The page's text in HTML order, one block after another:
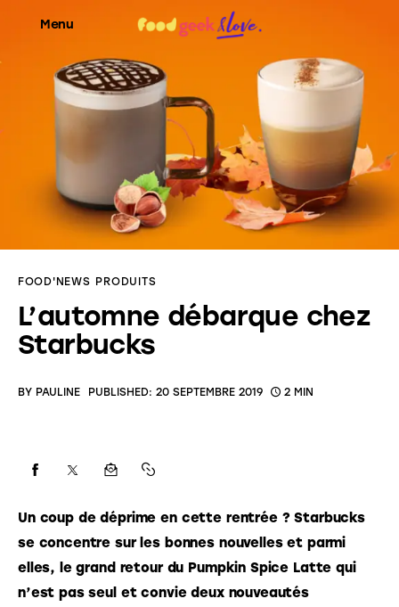
Menu
Food’News
Food’Com
Food’Art
Food’Life
FOOD'NEWS PRODUITS
L’automne débarque chez
Starbucks
BY PAULINE PUBLISHED: 20 SEPTEMBRE 2019 2 MIN
Un coup de déprime en cette rentrée ? Starbucks
se concentre sur les bonnes nouvelles et parmi
elles, le grand retour du Pumpkin Spice Latte qui
n’est pas seul et convie deux nouveautés